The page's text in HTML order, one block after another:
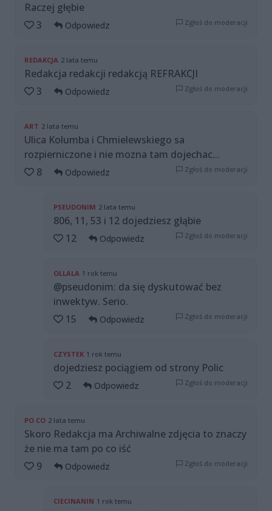
Raczej głębie
3
Odpowiedz Zgłoś do moderacji
REDAKCJA 2 lata temu
Redakcja redakcji redakcją REFRAKCJI
3
Odpowiedz Zgłoś do moderacji
ART 2 lata temu
Ulica Kolumba i Chmielewskiego sa
rozpierniczone i nie mozna tam dojechac...
8
Odpowiedz Zgłoś do moderacji
PSEUDONIM 2 lata temu
806, 11, 53 i 12 dojedziesz głąbie
12
Odpowiedz Zgłoś do moderacji
OLLALA 1 rok temu
@pseudonim: da się dyskutować bez
inwektyw. Serio.
15
Odpowiedz Zgłoś do moderacji
CZYSTEK 1 rok temu
dojedziesz pociągiem od strony Polic
2
Odpowiedz Zgłoś do moderacji
PO CO 2 lata temu
Skoro Redakcja ma Archiwalne zdjęcia to znaczy
że nie ma tam po co iść
9
Odpowiedz Zgłoś do moderacji
CIECINANIN 1 rok temu